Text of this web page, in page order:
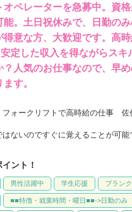
オペレーターを急募中。資
能。土日祝休みで、日勤の
得意な方、大歓迎です。高
定した収入を得ながらスキ
？人気のお仕事なので、早
す。
フォークリフトで高時給の仕事 佐
ないのですぐに覚えることが可能
ント！
男性活躍中 学生応援 ブラン
■■特徴・就業時間・曜日■■->日勤のみ